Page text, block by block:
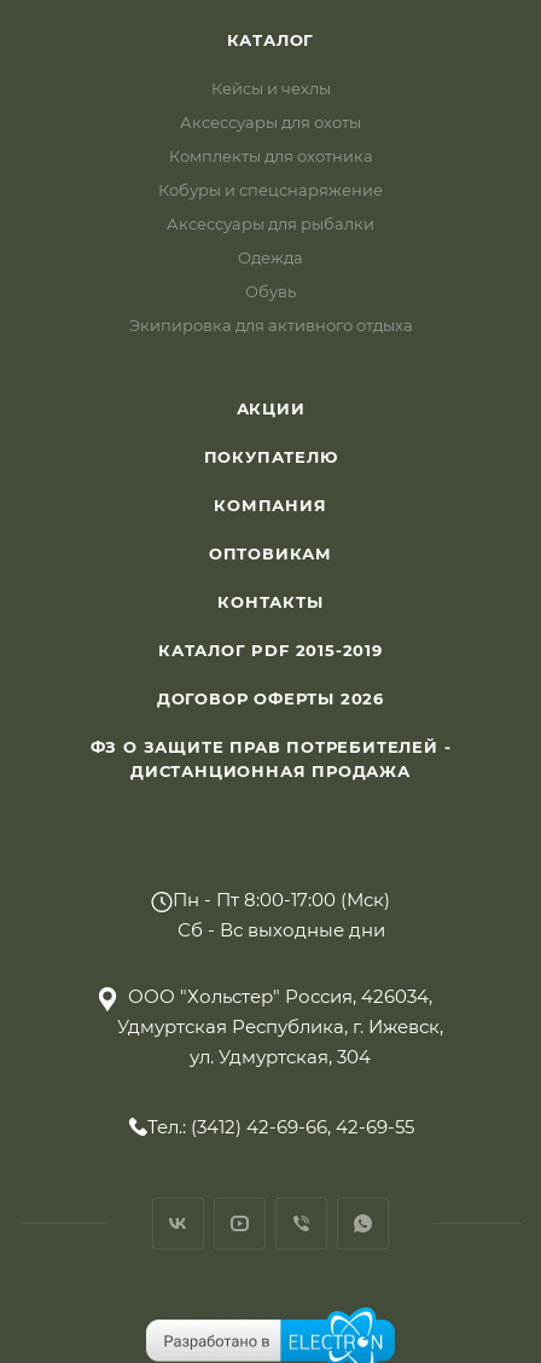
КАТАЛОГ
Кейсы и чехлы
Аксессуары для охоты
Комплекты для охотника
Кобуры и спецснаряжение
Аксессуары для рыбалки
Одежда
Обувь
Экипировка для активного отдыха
АКЦИИ
ПОКУПАТЕЛЮ
КОМПАНИЯ
ОПТОВИКАМ
КОНТАКТЫ
КАТАЛОГ PDF 2015-2019
ДОГОВОР ОФЕРТЫ 2026
ФЗ О ЗАЩИТЕ ПРАВ ПОТРЕБИТЕЛЕЙ -
ДИСТАНЦИОННАЯ ПРОДАЖА
Пн - Пт 8:00-17:00 (Мск)
Сб - Вс выходные дни
ООО "Хольстер" Россия, 426034,
Удмуртская Республика, г. Ижевск,
ул. Удмуртская, 304
Тел.: (3412) 42-69-66, 42-69-55